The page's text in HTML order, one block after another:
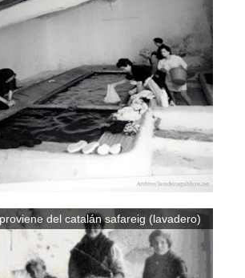
del catalán safareig (lavadero)